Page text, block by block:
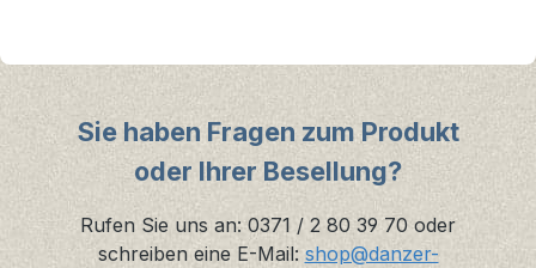
Sie haben Fragen zum Produkt
oder Ihrer Besellung?
Rufen Sie uns an: 0371 / 2 80 39 70 oder
schreiben eine E-Mail: shop@danzer-